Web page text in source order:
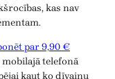
kas nav
par 9,90 €
telefonā
kaut ko dīvainu